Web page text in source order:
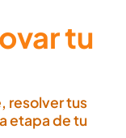
tu
resolver tus
etapa de tu